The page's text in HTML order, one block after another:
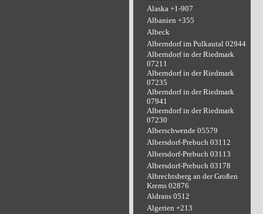
Alaska +1-907
Albanien +355
Albeck
Alberndorf im Pulkautal 02944
Alberndorf in der Riedmark
07211
Alberndorf in der Riedmark
07235
Alberndorf in der Riedmark
07941
Alberndorf in der Riedmark
07230
Alberschwende 05579
Albersdorf-Prebuch 03112
Albersdorf-Prebuch 03113
Albersdorf-Prebuch 03178
Albrechtsberg an der Großen
Krems 02876
Aldrans 0512
Algerien +213